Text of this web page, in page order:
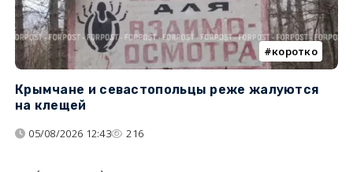
коротко
Крымчане и севастопольцы реже жалуются
на клещей
05/08/2026 12:43 216